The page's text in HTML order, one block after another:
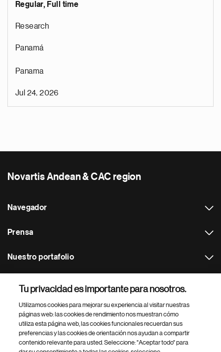
Regular, Full time
Research
Panamá
Panama
Jul 24, 2026
Novartis Andean & CAC region
Navegador
Prensa
Nuestro portafolio
Footer Site Search
Tu privacidad es importante para nosotros.
Utilizamos cookies para mejorar su experiencia al visitar nuestras
páginas web: las cookies de rendimiento nos muestran cómo
utiliza esta página web, las cookies funcionales recuerdan sus
preferencias y las cookies de orientación nos ayudan a compartir
contenido relevante para usted. Seleccione: "Aceptar todo" para